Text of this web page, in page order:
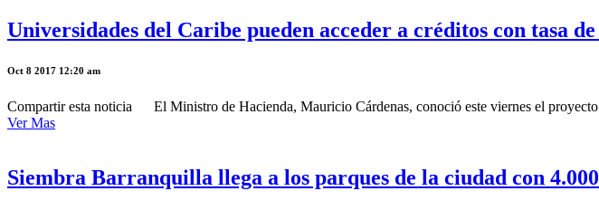
Universidades del Caribe pueden acceder a créditos con tasa
Oct 8 2017 12:20 am
Compartir esta noticia El Ministro de Hacienda, Mauricio Cárdenas, conoció este viernes el
Ver Mas
Siembra Barranquilla llega a los parques de la ciudad con